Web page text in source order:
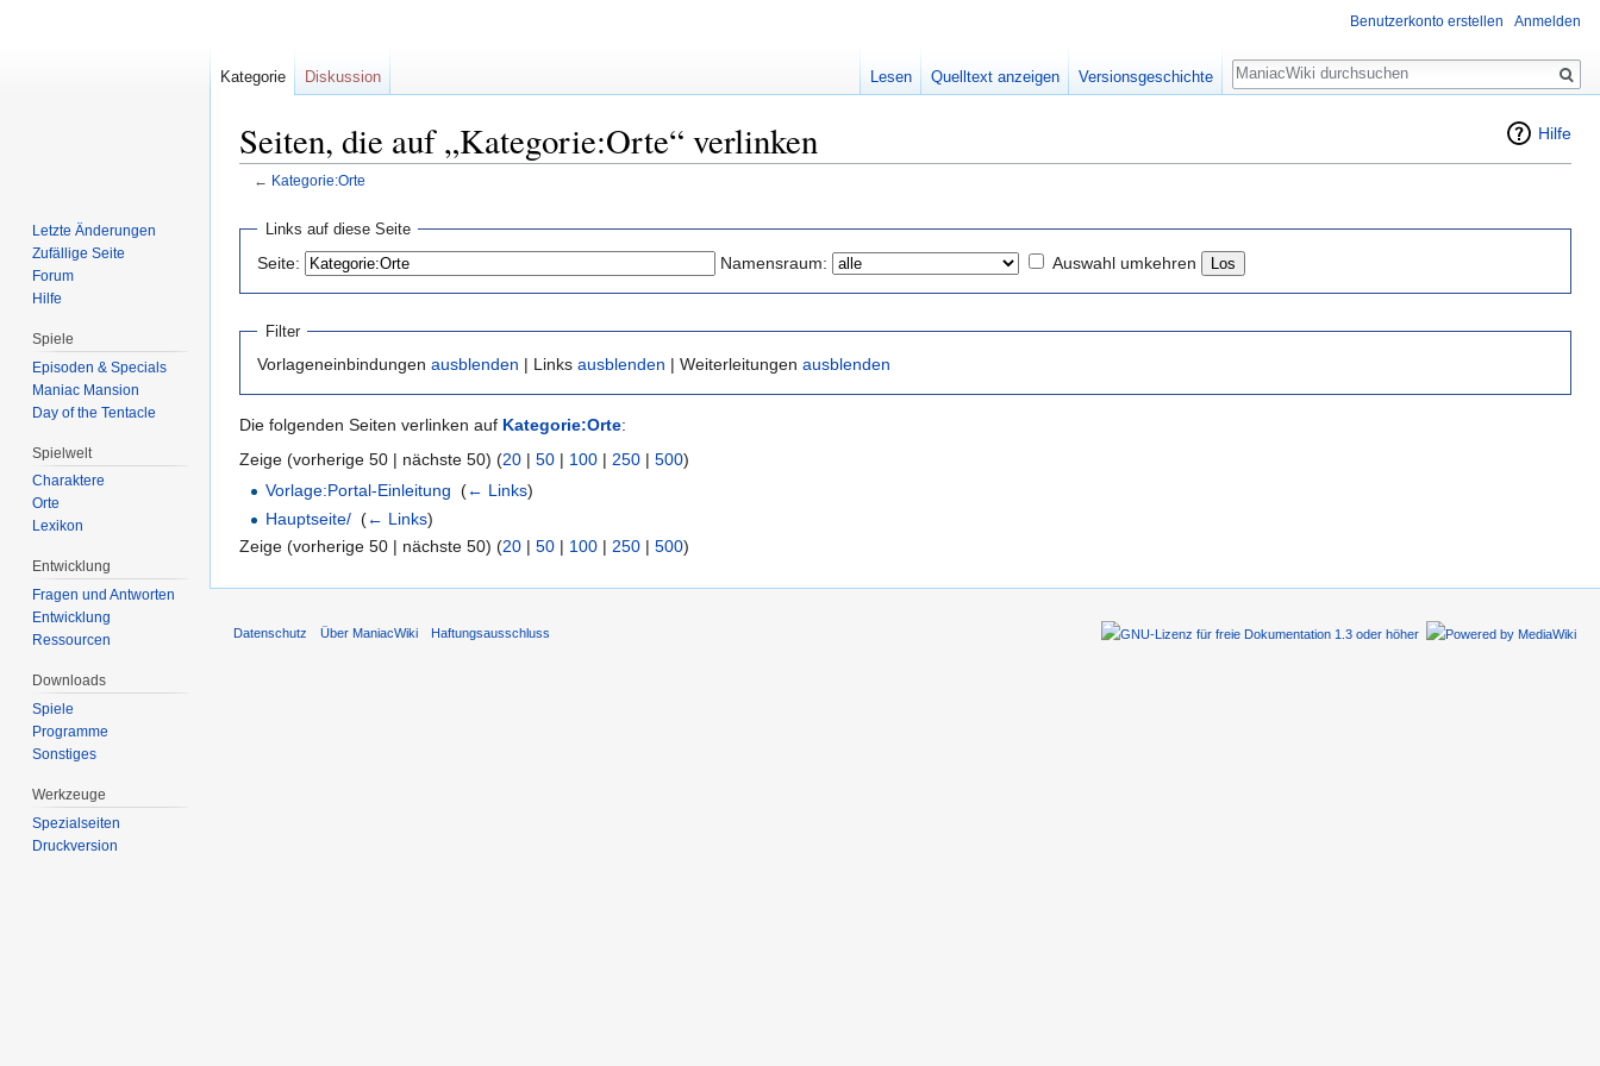
Hilfe
Seiten, die auf „Kategorie:Orte“ verlinken
← Kategorie:Orte
Navigation
springen
springen
Links auf diese Seite
Seite: Namensraum: Auswahl umkehren
Filter
Vorlageneinbindungen ausblenden | Links ausblenden | Weiterleitungen ausblenden
Die folgenden Seiten verlinken auf Kategorie:Orte:
Zeige (vorherige 50 | nächste 50) (20 | 50 | 100 | 250 | 500)
Vorlage:Portal-Einleitung ‎(← Links)
Hauptseite/ ‎(← Links)
Zeige (vorherige 50 | nächste 50) (20 | 50 | 100 | 250 | 500)
Benutzerkonto erstellen Anmelden
Kategorie Diskussion Lesen Quelltext anzeigen Versionsgeschichte
Suche
Letzte Änderungen
Zufällige Seite
Forum
Hilfe
Spiele
Episoden & Specials
Maniac Mansion
Day of the Tentacle
Spielwelt
Charaktere
Orte
Lexikon
Entwicklung
Fragen und Antworten
Entwicklung
Ressourcen
Downloads
Spiele
Programme
Sonstiges
Werkzeuge
Spezialseiten
Druckversion
Datenschutz Über ManiacWiki Haftungsausschluss